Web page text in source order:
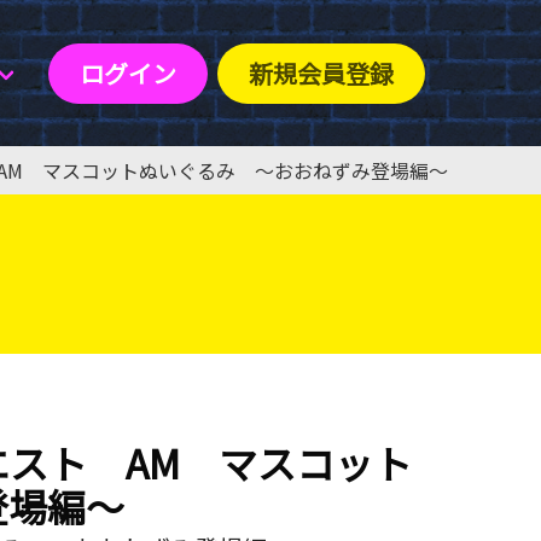
ログイン 新規会員登録
マスコットぬいぐるみ ～おおねずみ登場編～
スト AM マスコット
編～